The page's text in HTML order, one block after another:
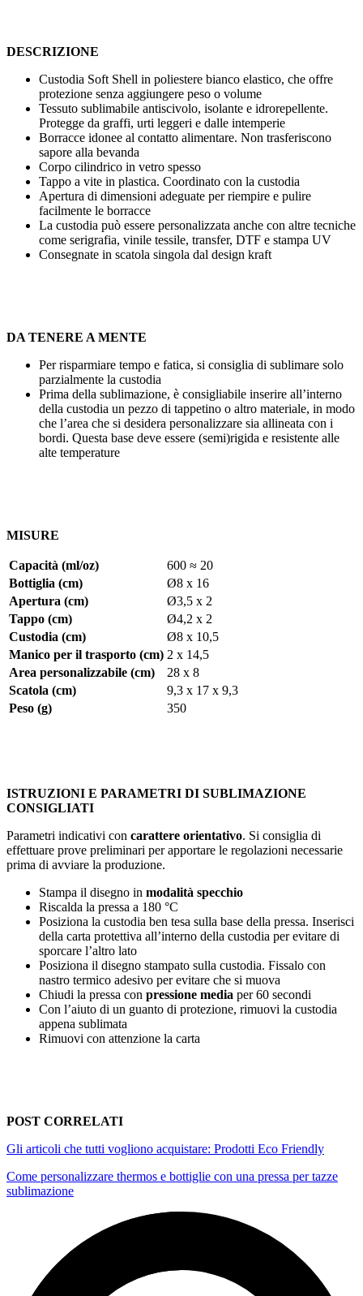
DESCRIZIONE
Custodia Soft Shell in poliestere bianco elastico, che offre
protezione senza aggiungere peso o volume
Tessuto sublimabile antiscivolo, isolante e idrorepellente.
Protegge da graffi, urti leggeri e dalle intemperie
Borracce idonee al contatto alimentare. Non trasferiscono
sapore alla bevanda
Corpo cilindrico in vetro spesso
Tappo a vite in plastica. Coordinato con la custodia
Apertura di dimensioni adeguate per riempire e pulire
facilmente le borracce
La custodia può essere personalizzata anche con altre tecniche
come serigrafia, vinile tessile, transfer, DTF e stampa UV
Consegnate in scatola singola dal design kraft
DA TENERE A MENTE
Per risparmiare tempo e fatica, si consiglia di sublimare solo
parzialmente la custodia
Prima della sublimazione, è consigliabile inserire all’interno
della custodia un pezzo di tappetino o altro materiale, in modo
che l’area che si desidera personalizzare sia allineata con i
bordi. Questa base deve essere (semi)rigida e resistente alle
alte temperature
MISURE
Capacità (ml/oz)
600 ≈ 20
Bottiglia (cm)
Ø8 x 16
Apertura (cm)
Ø3,5 x 2
Tappo (cm)
Ø4,2 x 2
Custodia (cm)
Ø8 x 10,5
Manico per il trasporto (cm) 2 x 14,5
Area personalizzabile (cm)
28 x 8
Scatola (cm)
9,3 x 17 x 9,3
Peso (g)
350
ISTRUZIONI E PARAMETRI DI SUBLIMAZIONE
CONSIGLIATI
Parametri indicativi con carattere orientativo. Si consiglia di
effettuare prove preliminari per apportare le regolazioni necessarie
prima di avviare la produzione.
Stampa il disegno in modalità specchio
Riscalda la pressa a 180 °C
Posiziona la custodia ben tesa sulla base della pressa. Inserisci
della carta protettiva all’interno della custodia per evitare di
sporcare l’altro lato
Posiziona il disegno stampato sulla custodia. Fissalo con
nastro termico adesivo per evitare che si muova
Chiudi la pressa con pressione media per60 secondi
Con l’aiuto di un guanto di protezione, rimuovi la custodia
appena sublimata
Rimuovi con attenzione la carta
POST CORRELATI
Gli articoli che tutti vogliono acquistare: Prodotti Eco Friendly
Come personalizzare thermos e bottiglie con una pressa per tazze
sublimazione